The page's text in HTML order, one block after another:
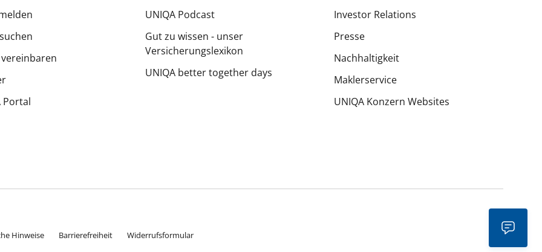
Portal
UNIQA Podcast
Gut zu wissen - unser
Versicherungslexikon
UNIQA better together days
Investor Relations
Presse
Nachhaltigkeit
Maklerservice
UNIQA Konzern Websites
Hinweise Barrierefreiheit Widerrufsformular